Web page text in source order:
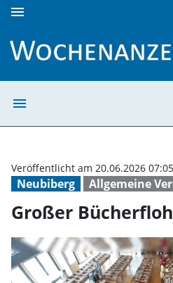
menu
menu
Neubiberg Allgemeine
Veröffentlicht am 20.06.2026 07:05
Großer